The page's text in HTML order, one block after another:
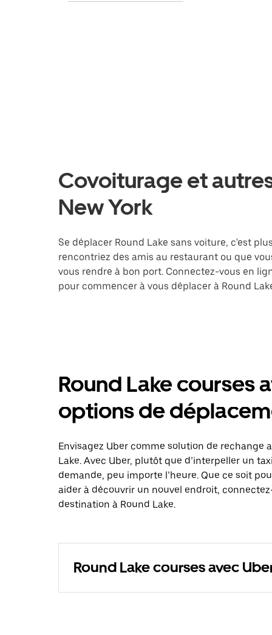
Covoiturage et
New York
Se déplacer Round Lake sans voiture, c'est
rencontriez des amis au restaurant ou que
vous rendre à bon port. Connectez-vous en
pour commencer à vous déplacer à Round
Round Lake courses
options de
Envisagez Uber comme solution de rechange
Lake. Avec Uber, plutôt que d’interpeller un
demande, peu importe l’heure. Que ce soit
aider à découvrir un nouvel endroit,
destination à Round Lake.
Round Lake courses avec